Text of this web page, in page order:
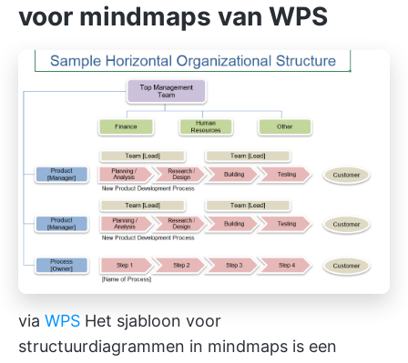
voor mindmaps van WPS
via WPS Het sjabloon voor
structuurdiagrammen in mindmaps is een